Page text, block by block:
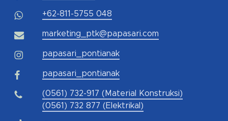
+62-811-5755 048
marketing_ptk@papasari.com
papasari_pontianak
papasari_pontianak
(0561) 732-917 (Material Konstruksi)
(0561) 732 877 (Elektrikal)